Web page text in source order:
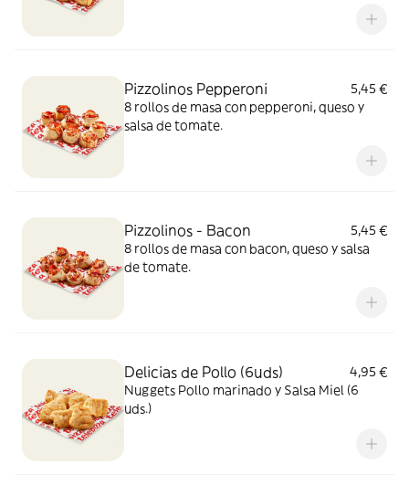
Pizzolinos Pepperoni
5,45 €
8 rollos de masa con pepperoni, queso y
salsa de tomate.
Pizzolinos - Bacon
5,45 €
8 rollos de masa con bacon, queso y salsa
de tomate.
Delicias de Pollo (6uds)
4,95 €
Nuggets Pollo marinado y Salsa Miel (6
uds.)